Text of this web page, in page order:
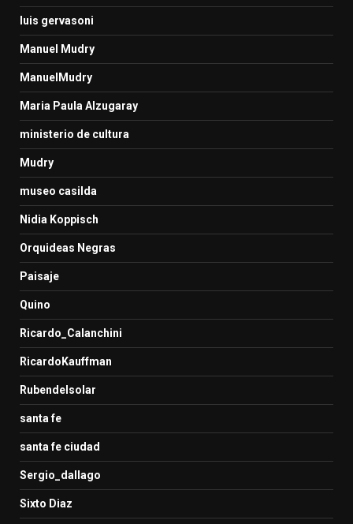
luis gervasoni
Manuel Mudry
ManuelMudry
Maria Paula Alzugaray
ministerio de cultura
Mudry
museo casilda
Nidia Koppisch
Orquideas Negras
Paisaje
Quino
Ricardo_Calanchini
RicardoKauffman
Rubendelsolar
santa fe
santa fe ciudad
Sergio_dallago
Sixto Diaz